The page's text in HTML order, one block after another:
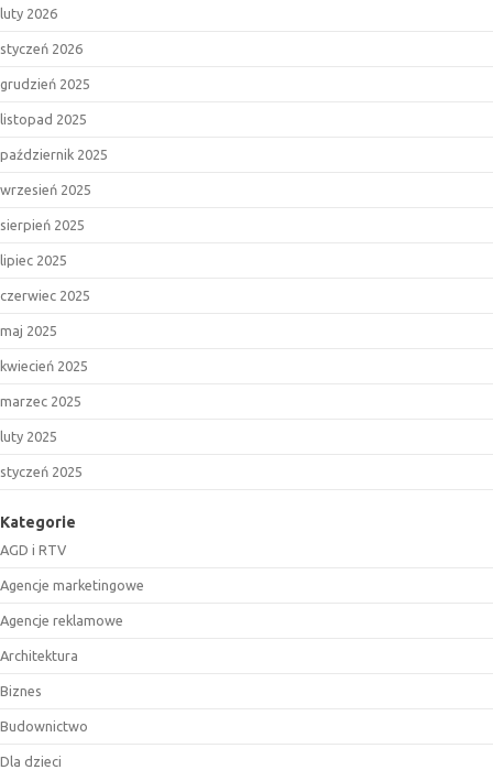
luty 2026
styczeń 2026
grudzień 2025
listopad 2025
październik 2025
wrzesień 2025
sierpień 2025
lipiec 2025
czerwiec 2025
maj 2025
kwiecień 2025
marzec 2025
luty 2025
styczeń 2025
Kategorie
AGD i RTV
Agencje marketingowe
Agencje reklamowe
Architektura
Biznes
Budownictwo
Dla dzieci